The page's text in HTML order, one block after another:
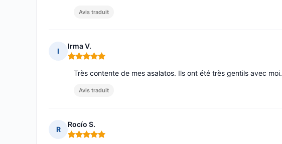
Avis traduit
I
Irma V.
Note : 5 sur 5
Très contente de mes asalatos. Ils ont été très gentils avec moi.
Avis traduit
R
Rocío S.
Note : 5 sur 5